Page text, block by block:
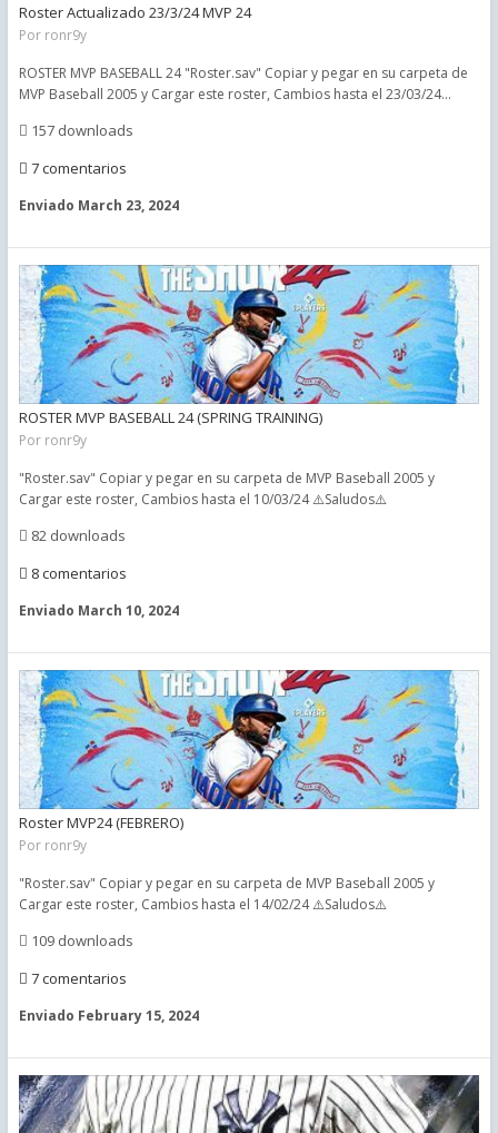
Roster Actualizado 23/3/24 MVP 24
Por ronr9y
ROSTER MVP BASEBALL 24 "Roster.sav" Copiar y pegar en su carpeta de
MVP Baseball 2005 y Cargar este roster, Cambios hasta el 23/03/24...
157 downloads
7 comentarios
Enviado March 23, 2024
ROSTER MVP BASEBALL 24 (SPRING TRAINING)
Por ronr9y
"Roster.sav" Copiar y pegar en su carpeta de MVP Baseball 2005 y
Cargar este roster, Cambios hasta el 10/03/24 ⚠️Saludos⚠️
82 downloads
8 comentarios
Enviado March 10, 2024
Roster MVP24 (FEBRERO)
Por ronr9y
"Roster.sav" Copiar y pegar en su carpeta de MVP Baseball 2005 y
Cargar este roster, Cambios hasta el 14/02/24 ⚠️Saludos⚠️
109 downloads
7 comentarios
Enviado February 15, 2024